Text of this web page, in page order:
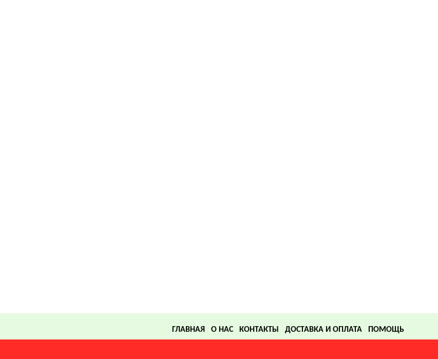
ГЛАВНАЯ О НАС КОНТАКТЫ ДОСТАВКА И ОПЛАТА ПОМОЩЬ